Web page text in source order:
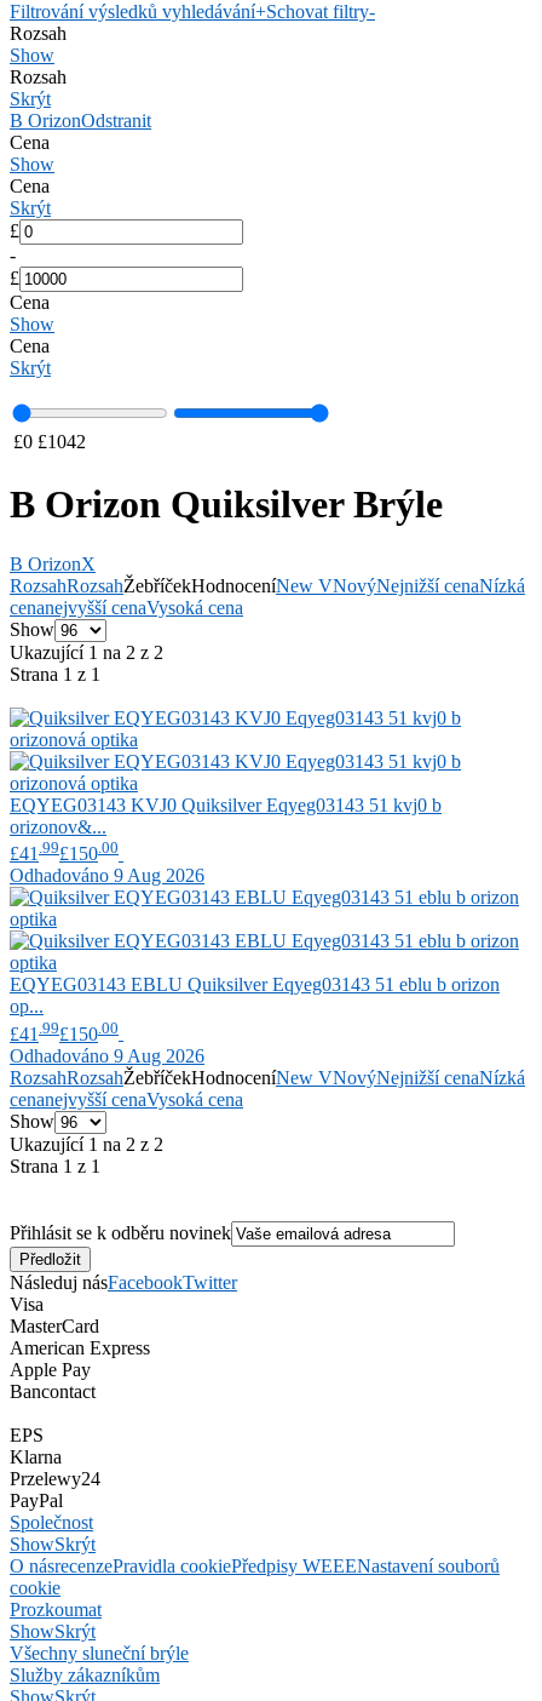
Filtrování výsledků vyhledávání+Schovat filtry-
Rozsah
Show
Rozsah
Skrýt
B OrizonOdstranit
Cena
Show
Cena
Skrýt
£
-
£
Cena
Show
Cena
Skrýt
£0 £1042
B Orizon Quiksilver Brýle
B OrizonX
RozsahRozsahŽebříčekHodnoceníNew VNovýNejnižší cenaNízká
cenanejvyšší cenaVysoká cena
Show
Ukazující 1 na 2 z 2
Strana 1 z 1
EQYEG03143 KVJ0 QuiksilverEqyeg03143 51 kvj0 b
orizonov&...
£41 .99£150 .00
Odhadováno 9 Aug 2026
EQYEG03143 EBLU QuiksilverEqyeg03143 51 eblu b orizon
op...
£41 .99£150 .00
Odhadováno 9 Aug 2026
RozsahRozsahŽebříčekHodnoceníNew VNovýNejnižší cenaNízká
cenanejvyšší cenaVysoká cena
Show
Ukazující 1 na 2 z 2
Strana 1 z 1
Přihlásit se k odběru novinek
Následuj násFacebookTwitter
Visa
MasterCard
American Express
Apple Pay
Bancontact
EPS
Klarna
Przelewy24
PayPal
Společnost
ShowSkrýt
O násrecenzePravidla cookiePředpisy WEEENastavení souborů
cookie
Prozkoumat
ShowSkrýt
Všechny sluneční brýle
Služby zákazníkům
ShowSkrýt